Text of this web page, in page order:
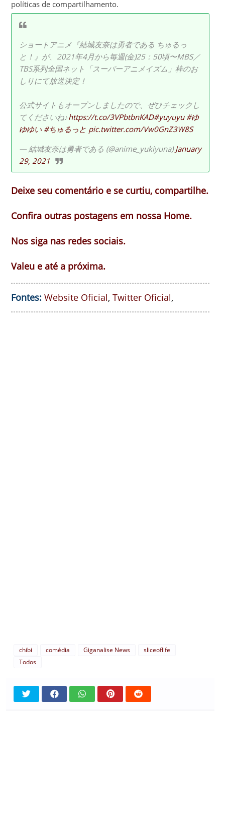
políticas de compartilhamento.
ショートアニメ『結城友奈は勇者である ちゅるっ
と！』が、2021年4月から毎週(金)25：50頃〜MBS／
TBS系列全国ネット「スーパーアニメイズム」枠のお
しりにて放送決定！
公式サイトもオープンしましたので、ぜひチェックし
てくださいね♪https://t.co/3VPbtbnKAD#yuyuyu #ゆ
ゆゆい #ちゅるっと pic.twitter.com/Vw0GnZ3W8S
— 結城友奈は勇者である (@anime_yukiyuna)January
29, 2021
Deixe seu comentário e se curtiu, compartilhe.
Confira outras postagens em nossa Home.
Nos siga nas redes sociais.
Valeu e até a próxima.
Fontes: Website Oficial, Twitter Oficial,
chibi comédia Giganalise News
sliceoflife
Todos